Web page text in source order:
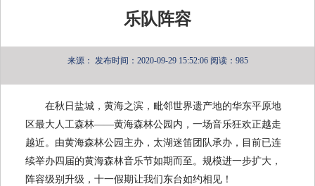
乐队阵容
来源： 发布时间：2020-09-29 15:52:06 阅读：985
在秋日盐城，黄海之滨，毗邻世界遗产地的华东平原地
区最大人工森林——黄海森林公园内，一场音乐狂欢正越走
越近。由黄海森林公园主办，太湖迷笛团队承办，目前已连
续举办四届的黄海森林音乐节如期而至。规模进一步扩大，
阵容级别升级，十一假期让我们东台如约相见！